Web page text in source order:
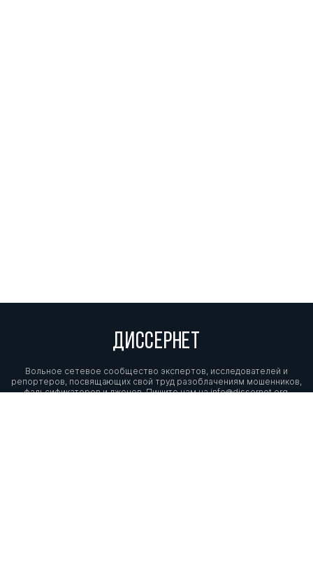
ДИССЕРНЕТ
Вольное сетевое сообщество экспертов, исследователей и
репортеров, посвящающих свой труд разоблачениям мошенников,
фальсификаторов и лжецов. Пишите нам наinfo@dissernet.org.